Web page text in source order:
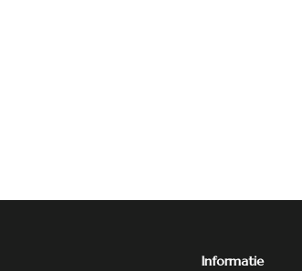
Informatie